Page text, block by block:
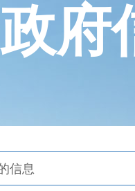
政府